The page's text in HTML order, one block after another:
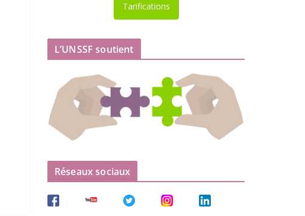
Tarifications
L’UNSSF soutient
Réseaux sociaux